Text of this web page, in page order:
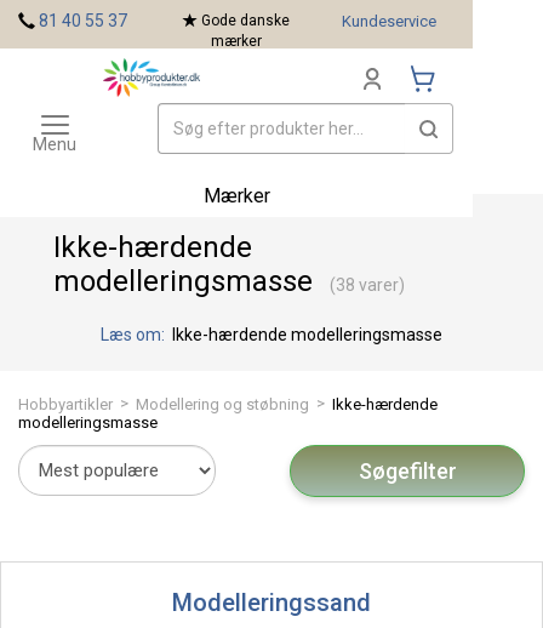
Ikke-hærdende
modelleringsmasse (38 varer)
Læs om: Ikke-hærdende modelleringsmasse
Hobbyartikler > Modellering og støbning > Ikke-hærdende
modelleringsmasse
Søgefilter
Modelleringssand
81 40 55 37
Gode danske
mærker
Kundeservice
Toggle
navigation
Menu
Mærker